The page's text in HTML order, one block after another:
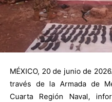
MÉXICO, 20 de junio de
través de la Armada de
Cuarta Región Naval,